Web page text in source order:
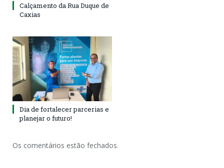
Calçamento da Rua Duque de
Caxias
Dia de fortalecer parcerias e
planejar o futuro!
Os comentários estão fechados.